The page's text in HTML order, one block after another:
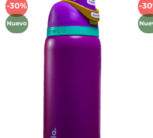
-30%
Nuevo
Añadir
lista de
deseos
-